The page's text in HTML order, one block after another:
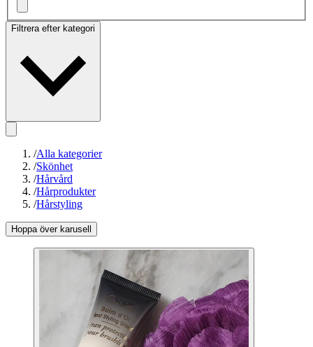
Filtrera efter kategori
/Alla kategorier
/Skönhet
/Hårvård
/Hårprodukter
/Hårstyling
Hoppa över karusell